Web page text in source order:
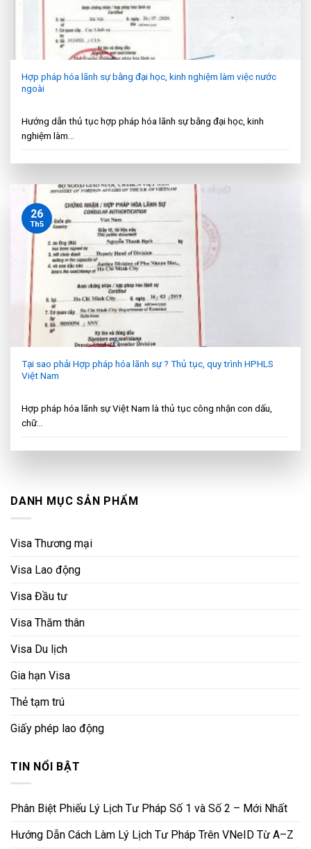
DANH MỤC SẢN PHẨM
Visa Thương mại
Visa Lao động
Visa Đầu tư
Visa Thăm thân
Visa Du lịch
Gia hạn Visa
Thẻ tạm trú
Giấy phép lao động
TIN NỔI BẬT
Phân Biệt Phiếu Lý Lịch Tư Pháp Số 1 và Số 2 – Mới Nhất
Hướng Dẫn Cách Làm Lý Lịch Tư Pháp Trên VNeID Từ A–Z
Hợp pháp hóa lãnh sự bằng đại học, kinh nghiệm làm việc nước
ngoài
Hướng dẫn thủ tục hợp pháp hóa lãnh sự bằng đại học, kinh
nghiệm làm...
Tại sao phải Hợp pháp hóa lãnh sự ? Thủ tục, quy trình HPHLS
Việt Nam
Hợp pháp hóa lãnh sự Việt Nam là thủ tục công nhận con dấu,
chữ...
26
Th5